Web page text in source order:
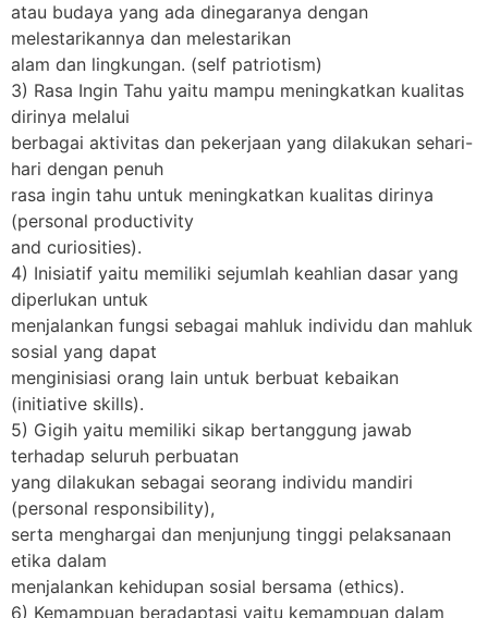
atau budaya yang ada dinegaranya dengan
melestarikannya dan melestarikan
alam dan lingkungan. (self patriotism)
3) Rasa Ingin Tahu yaitu mampu meningkatkan kualitas
dirinya melalui
berbagai aktivitas dan pekerjaan yang dilakukan sehari-
hari dengan penuh
rasa ingin tahu untuk meningkatkan kualitas dirinya
(personal productivity
and curiosities).
4) Inisiatif yaitu memiliki sejumlah keahlian dasar yang
diperlukan untuk
menjalankan fungsi sebagai mahluk individu dan mahluk
sosial yang dapat
menginisiasi orang lain untuk berbuat kebaikan
(initiative skills).
5) Gigih yaitu memiliki sikap bertanggung jawab
terhadap seluruh perbuatan
yang dilakukan sebagai seorang individu mandiri
(personal responsibility),
serta menghargai dan menjunjung tinggi pelaksanaan
etika dalam
menjalankan kehidupan sosial bersama (ethics).
6) Kemampuan beradaptasi yaitu kemampuan dalam